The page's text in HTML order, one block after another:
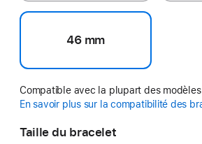
46 mm
Compatible avec la plupart des modèles
En savoir plus sur la compatibilité des
Taille du bracelet